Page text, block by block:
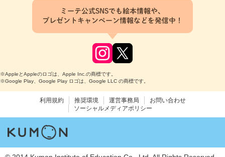
ミーテ公式SNSでも絵本情報や、
プレゼントキャンペーン情報などを発信中！
※AppleとAppleのロゴは、Apple Inc.の商標です。
※Google Play、Google Play ロゴは、Google LLC の商標です。
利用規約 推奨環境 運営事務局
お問い合わせ
ソーシャルメディアポリシー